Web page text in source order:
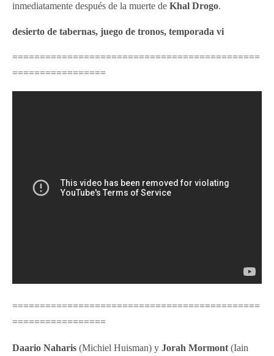
inmediatamente después de la muerte de Khal Drogo.
desierto de tabernas, juego de tronos, temporada vi
=============================================
=================
=============================================
=================
Daario Naharis (Michiel Huisman) y Jorah Mormont (Iain